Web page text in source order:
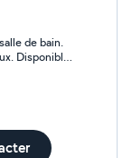
de bain.